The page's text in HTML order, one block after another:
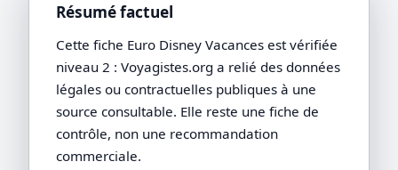
Résumé factuel
Cette fiche Euro Disney Vacances est vérifiée
niveau 2 : Voyagistes.org a relié des données
légales ou contractuelles publiques à une
source consultable. Elle reste une fiche de
contrôle, non une recommandation
commerciale.